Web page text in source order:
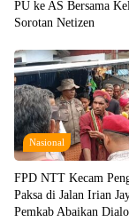
PU ke AS Bersama
Sorotan Netizen
Nasional
FPD NTT Kecam
Paksa di Jalan Irian
Pemkab Abaikan